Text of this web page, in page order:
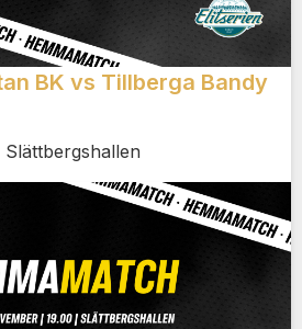
BK vs Tillberga Bandy
Slättbergshallen